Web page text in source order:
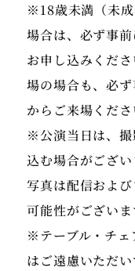
※18歳未満（未成
場合は、必ず事
お申し込みくだ
場の場合も、必
からご来場くださ
※公演当日は、撮
込む場合がござ
写真は配信およ
可能性がございま
※テーブル・チェ
はご遠慮いただい